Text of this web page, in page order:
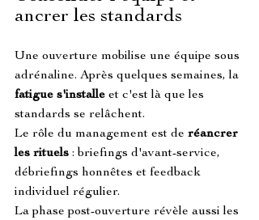
ancrer les standards
Une ouverture mobilise une équipe sous
adrénaline. Après quelques semaines, la
fatigue s'installe et c'est là que les
standards se relâchent.
Le rôle du management est de réancrer
les rituels : briefings d'avant-service,
débriefings honnêtes et feedback
individuel régulier.
La phase post-ouverture révèle aussi les